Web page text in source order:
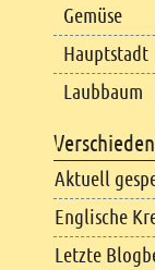
Gemüse
Hauptstadt
Laubbaum
Aktuell
Englische
Letzte